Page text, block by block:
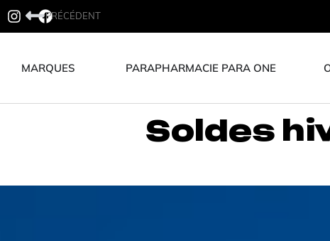
MARQUES PARAPHARMACIE PARA ONE
Soldes
PRÉCÉDENT